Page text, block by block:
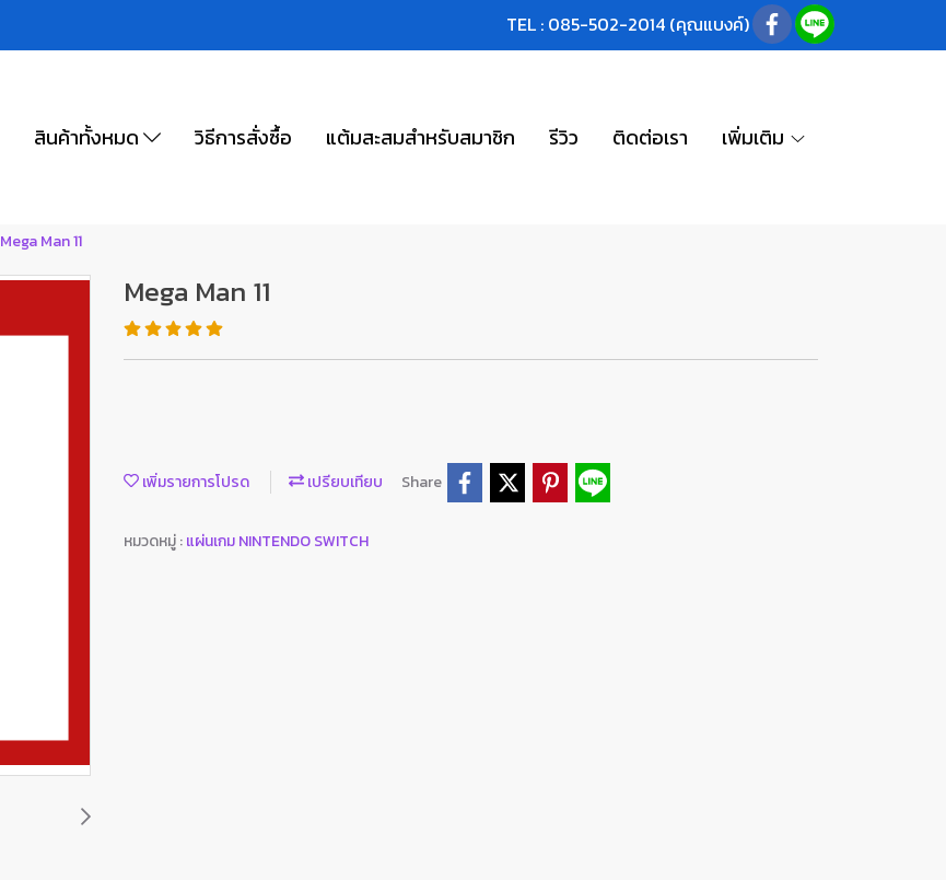
TEL : 085-502-2014 (คุณแบงค์)
สินค้าทั้งหมด วิธีการสั่งซื้อ แต้มสะสมสำหรับสมาชิก รีวิว ติดต่อเรา เพิ่มเติม
Mega Man 11
Mega Man 11
เพิ่มรายการโปรด เปรียบเทียบ Share
หมวดหมู่ :แผ่นเกม NINTENDO SWITCH